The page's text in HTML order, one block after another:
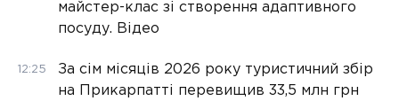
майстер-клас зі створення адаптивного
посуду. Відео
12:25
За сім місяців 2026 року туристичний збір
на Прикарпатті перевищив 33,5 млн грн